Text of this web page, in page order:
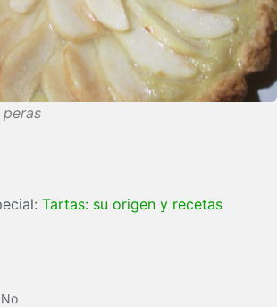
Tartas: su origen y recetas